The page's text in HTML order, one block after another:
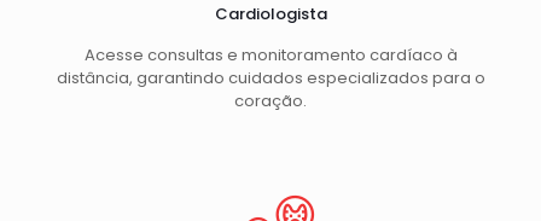
Cardiologista
Acesse consultas e monitoramento cardíaco à
distância, garantindo cuidados especializados para o
coração.